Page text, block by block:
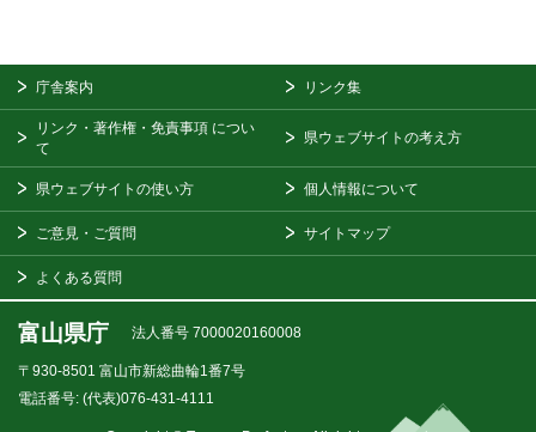
庁舎案内 リンク集
リンク・著作権・免責事項 につい
て
県ウェブサイトの考え方
県ウェブサイトの使い方 個人情報について
ご意見・ご質問 サイトマップ
よくある質問
富山県庁 法人番号 7000020160008
〒930-8501 富山市新総曲輪1番7号
電話番号: (代表)076-431-4111